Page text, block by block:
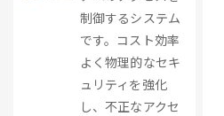
制御するシステム
です。コスト効率
よく物理的なセキ
ュリティを強化
し、不正なアクセ